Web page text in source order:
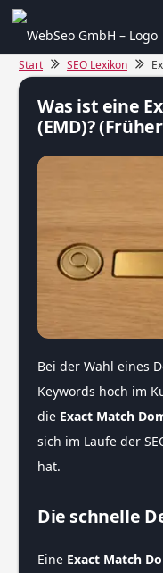
Start SEO Lexikon
Was ist eine
(EMD)?
Bei der Wahl eines
Keywords hoch im
die Exact Match
sich im Laufe der
hat.
Die schnelle
Eine Exact Match